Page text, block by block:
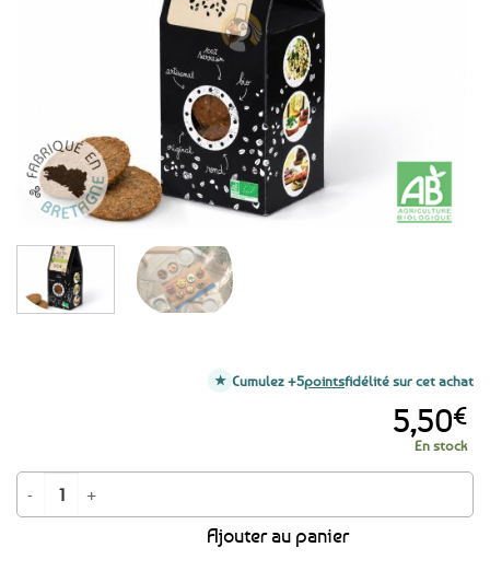
5,50€
En stock
quantité de Breizh Toasts blé noir Crackers Multi-graines - 125g
Ajouter au panier
Cumulez +5pointsfidélité sur cet achat